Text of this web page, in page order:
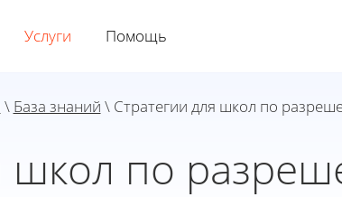
Услуги Помощь
\ База знаний \ Стратегии для школ по
школ по